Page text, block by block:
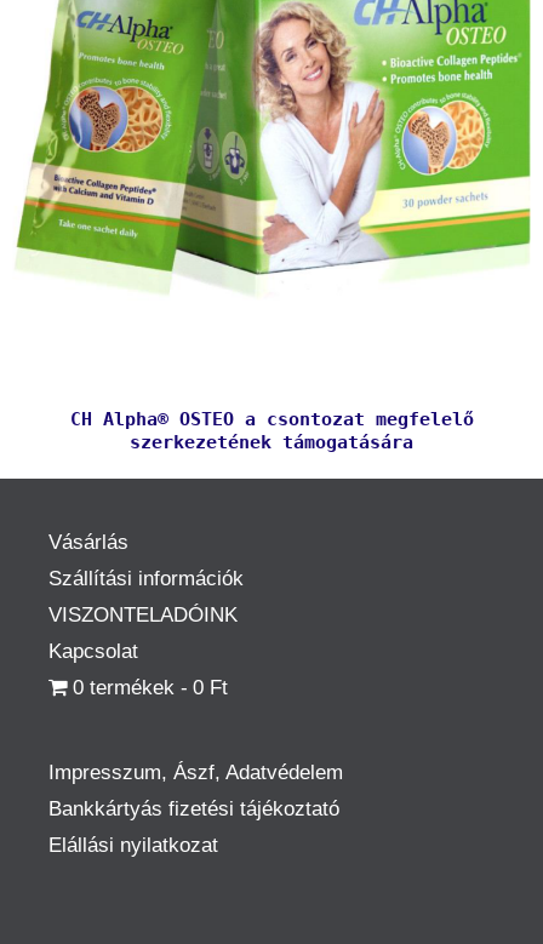
CH Alpha® OSTEO a csontozat megfelelő
szerkezetének támogatására
Vásárlás
Szállítási információk
VISZONTELADÓINK
Kapcsolat
0 termékek
0 Ft
Impresszum, Ászf, Adatvédelem
Bankkártyás fizetési tájékoztató
Elállási nyilatkozat